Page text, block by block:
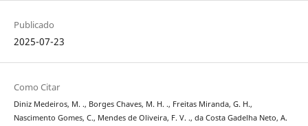
Publicado
2025-07-23
Como Citar
Diniz Medeiros, M. ., Borges Chaves, M. H. ., Freitas Miranda, G. H.,
Nascimento Gomes, C., Mendes de Oliveira, F. V. ., da Costa Gadelha Neto, A.